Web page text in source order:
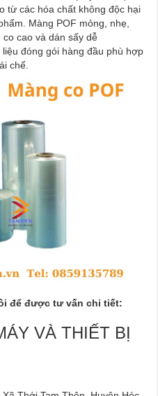
từ các hóa chất không độc hại
Màng POF mỏng, nhẹ,
cao và dán sấy dễ
đóng gói hàng đầu phù hợp
chế.
để được tư vấn chi tiết:
VÀ THIẾT BỊ